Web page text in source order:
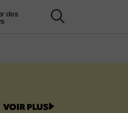
des
VOIR PLUS